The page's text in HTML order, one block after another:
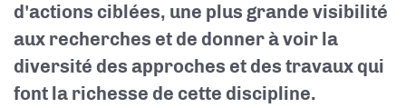
d'actions ciblées, une plus grande visibilité
aux recherches et de donner à voir la
diversité des approches et des travaux qui
font la richesse de cette discipline.